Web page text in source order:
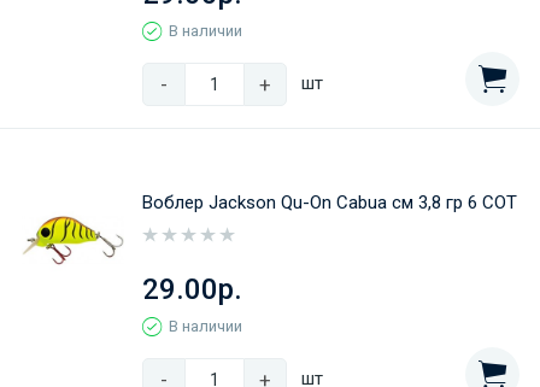
В наличии
- + шт
Воблер Jackson Qu-On Cabua см 3,8 гр 6 COT
29.00р.
В наличии
- + шт